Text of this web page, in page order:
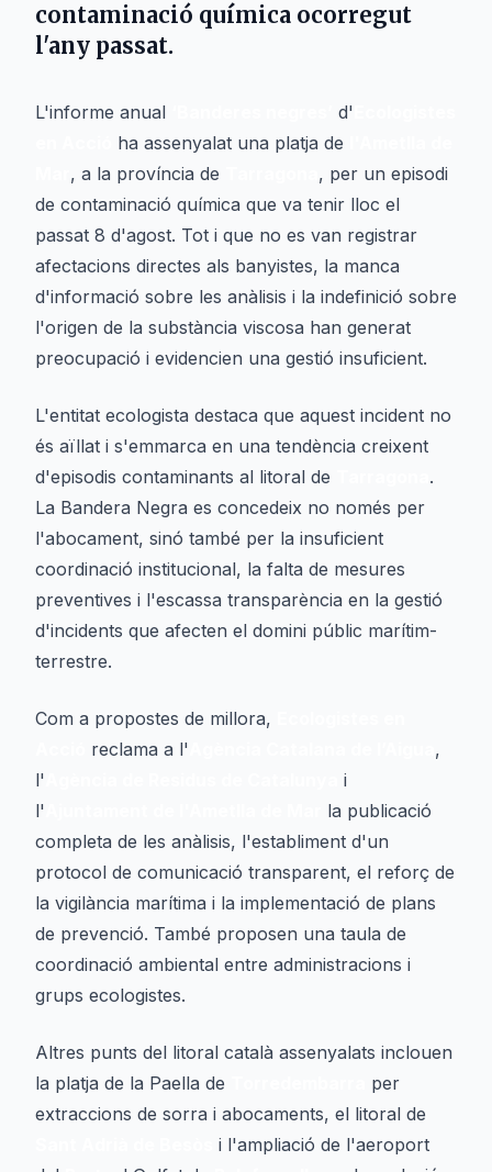
contaminació química ocorregut
l'any passat.
L'informe anual d'
ha assenyalat una platja de
, a la província de
, per un episodi
de contaminació química que va tenir lloc el
passat 8 d'agost. Tot i que no es van registrar
afectacions directes als banyistes, la manca
d'informació sobre les anàlisis i la indefinició sobre
l'origen de la substància viscosa han generat
preocupació i evidencien una gestió insuficient.
L'entitat ecologista destaca que aquest incident no
és aïllat i s'emmarca en una tendència creixent
d'episodis contaminants al litoral de
.
La Bandera Negra es concedeix no només per
l'abocament, sinó també per la insuficient
coordinació institucional, la falta de mesures
preventives i l'escassa transparència en la gestió
d'incidents que afecten el domini públic marítim-
terrestre.
Com a propostes de millora,
reclama a l'
,
l'
i
l'
la publicació
completa de les anàlisis, l'establiment d'un
protocol de comunicació transparent, el reforç de
la vigilància marítima i la implementació de plans
de prevenció. També proposen una taula de
coordinació ambiental entre administracions i
grups ecologistes.
Altres punts del litoral català assenyalats inclouen
la platja de la Paella de
per
extraccions de sorra i abocaments, el litoral de
i l'ampliació de l'aeroport